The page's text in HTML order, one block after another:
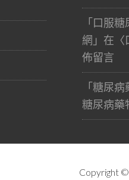
「口服糖
網 」在〈
佈留言
「糖尿病
糖尿病藥
Copyright ©